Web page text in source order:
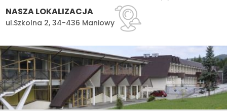
NASZA LOKALIZACJA
ul.Szkolna 2, 34-436 Maniowy